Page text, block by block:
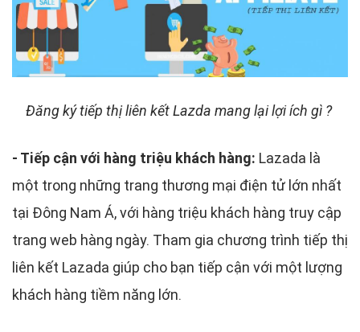
Đăng ký tiếp thị liên kết Lazda mang lại lợi ích gì ?
- Tiếp cận với hàng triệu khách hàng: Lazada là
một trong những trang thương mại điện tử lớn nhất
tại Đông Nam Á, với hàng triệu khách hàng truy cập
trang web hàng ngày. Tham gia chương trình tiếp thị
liên kết Lazada giúp cho bạn tiếp cận với một lượng
khách hàng tiềm năng lớn.